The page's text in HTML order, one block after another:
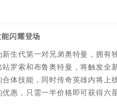
闪耀登场
生代第一对兄弟奥特曼，拥
罗索和布鲁奥特曼，将触发全
体技能，同时传奇英雄内将
惠，只需一半价格即可获得